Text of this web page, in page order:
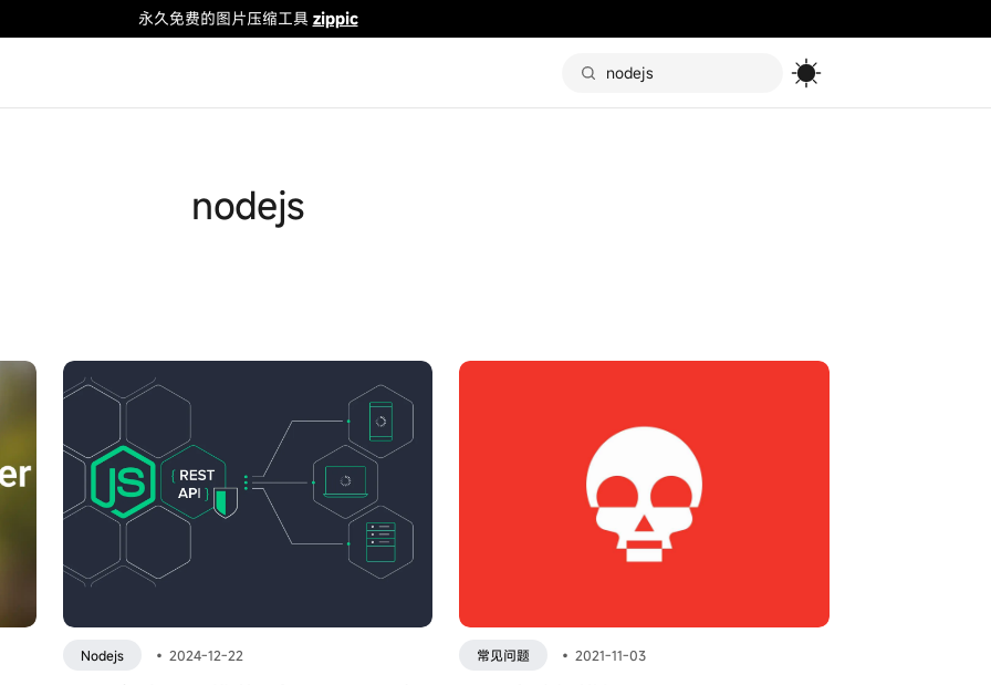
永久免费的图片压缩工具 zippic
Toggle
nodejs
Nodejs • 2024-12-22 常见问题 •2021-11-03